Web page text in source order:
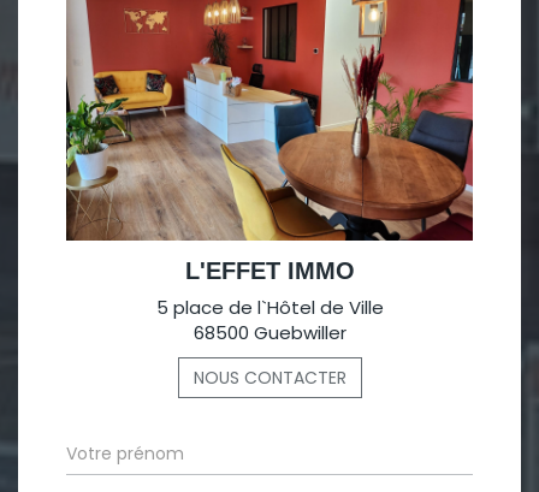
L'EFFET IMMO
5 place de l`Hôtel de Ville
68500 Guebwiller
NOUS CONTACTER